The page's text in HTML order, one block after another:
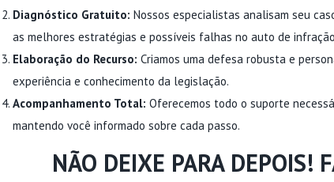
Diagnóstico Gratuito: Nossos especialistas analisam seu
as melhores estratégias e possíveis falhas no auto de
Elaboração do Recurso: Criamos uma defesa robusta e
experiência e conhecimento da legislação.
Acompanhamento Total: Oferecemos todo o suporte
mantendo você informado sobre cada passo.
NÃO DEIXE PARA DEPOIS!